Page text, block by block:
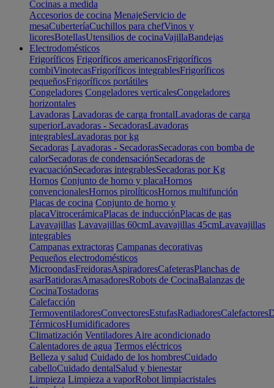
Cocinas a medida
Accesorios de cocina MenajeServicio de
mesaCuberteríaCuchillos para chefVinos y
licoresBotellasUtensilios de cocinaVajillaBandejas
Electrodomésticos
Frigoríficos Frigoríficos americanosFrigoríficos
combiVinotecasFrigoríficos integrablesFrigoríficos
pequeñosFrigoríficos portátiles
Congeladores Congeladores verticalesCongeladores
horizontales
Lavadoras Lavadoras de carga frontalLavadoras de carga
superiorLavadoras - SecadorasLavadoras
integrablesLavadoras por kg
Secadoras Lavadoras - SecadorasSecadoras con bomba de
calorSecadoras de condensaciónSecadoras de
evacuaciónSecadoras integrablesSecadoras por Kg
Hornos Conjunto de horno y placaHornos
convencionalesHornos pirolíticosHornos multifunción
Placas de cocina Conjunto de horno y
placaVitrocerámicaPlacas de inducciónPlacas de gas
Lavavajillas Lavavajillas 60cmLavavajillas 45cmLavavajillas
integrables
Campanas extractoras Campanas decorativas
Pequeños electrodomésticos
MicroondasFreidorasAspiradoresCafeterasPlanchas de
asarBatidorasAmasadoresRobots de CocinaBalanzas de
CocinaTostadoras
Calefacción
TermoventiladoresConvectoresEstufasRadiadoresCalefactores
TérmicosHumidificadores
Climatización Ventiladores Aire acondicionado
Calentadores de agua Termos eléctricos
Belleza y salud Cuidado de los hombresCuidado
cabelloCuidado dentalSalud y bienestar
Limpieza Limpieza a vaporRobot limpiacristales